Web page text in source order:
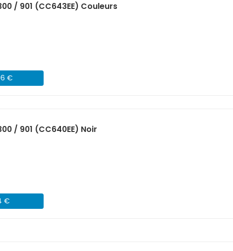
/ 901 (CC643EE) Couleurs
€
/ 901 (CC640EE) Noir
€